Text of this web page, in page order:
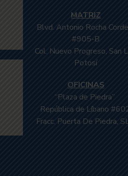
MATRIZ
Blvd. Antonio Rocha
#905-B
Col. Nuevo Progreso, San
Potosí
OFICINAS
“Plaza de Piedra”
República de Líbano
Fracc. Puerta De Piedra,